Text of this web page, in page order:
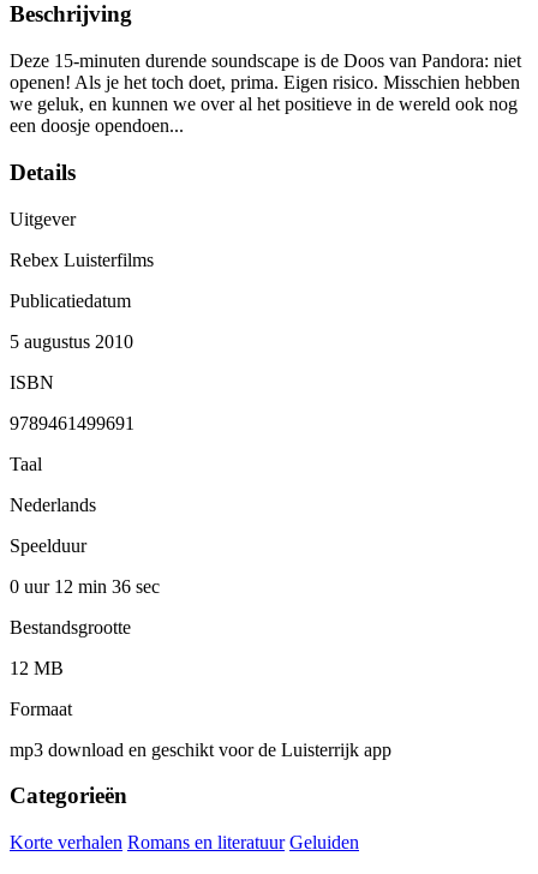
Beschrijving
Deze 15-minuten durende soundscape is de Doos van Pandora: niet
openen! Als je het toch doet, prima. Eigen risico. Misschien hebben
we geluk, en kunnen we over al het positieve in de wereld ook nog
een doosje opendoen...
Details
Uitgever
Rebex Luisterfilms
Publicatiedatum
5 augustus 2010
ISBN
9789461499691
Taal
Nederlands
Speelduur
0 uur 12 min 36 sec
Bestandsgrootte
12 MB
Formaat
mp3 download en geschikt voor de Luisterrijk app
Categorieën
Korte verhalen Romans en literatuur Geluiden